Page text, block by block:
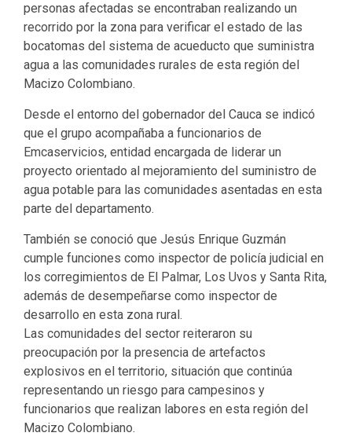
personas afectadas se encontraban realizando un
recorrido por la zona para verificar el estado de las
bocatomas del sistema de acueducto que suministra
agua a las comunidades rurales de esta región del
Macizo Colombiano.
Desde el entorno del gobernador del Cauca se indicó
que el grupo acompañaba a funcionarios de
Emcaservicios, entidad encargada de liderar un
proyecto orientado al mejoramiento del suministro de
agua potable para las comunidades asentadas en esta
parte del departamento.
También se conoció que Jesús Enrique Guzmán
cumple funciones como inspector de policía judicial en
los corregimientos de El Palmar, Los Uvos y Santa Rita,
además de desempeñarse como inspector de
desarrollo en esta zona rural.
Las comunidades del sector reiteraron su
preocupación por la presencia de artefactos
explosivos en el territorio, situación que continúa
representando un riesgo para campesinos y
funcionarios que realizan labores en esta región del
Macizo Colombiano.